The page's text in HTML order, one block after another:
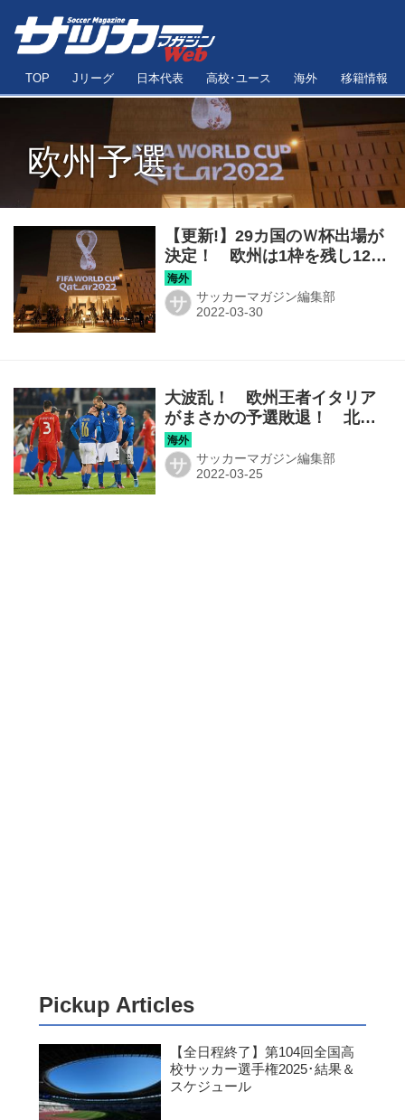
TOP Jリーグ 日本代表 高校･ユース 海外 移籍情報
欧州予選
【更新!】29カ国のＷ杯出場が
決定！ 欧州は1枠を残し12カ
国の本大会行きが決まり、北
中米カリブ海予選の残り2枠は
メキシコ、アメリカに決ま
サ サッカーマガジン編集部
大波乱！ 欧州王者イタリア
がまさかの予選敗退！ 北マ
ケドニアのFWトライコフスキ
の1発に沈む【Ｗ杯欧州予選】
サ サッカーマガジン編集部
Pickup Articles
【全日程終了】第104回全国高
校サッカー選手権2025･結果＆
スケジュール